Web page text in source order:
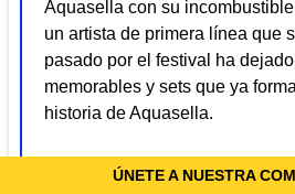
ÚNETE A NUESTRA
Aquasella con su
un artista de primera línea que
pasado por el festival ha
memorables y sets que ya
historia deAquasella.
En las próximas semanas el